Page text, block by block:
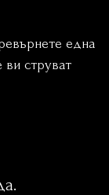
една
струват